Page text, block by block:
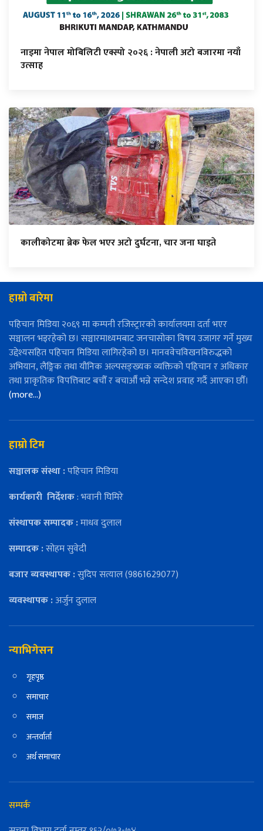
नाइमा नेपाल मोबिलिटी एक्स्पो २०२६ : नेपाली अटो बजारमा नयाँ
उत्साह
कालीकोटमा ब्रेक फेल भएर अटो दुर्घटना, चार जना घाइते
हाम्रो बारेमा
पहिचान मिडिया २०६९ मा कम्पनी रजिस्ट्रारको कार्यालयमा दर्ता भएर
सञ्चालन भइरहेको छ। सञ्चारमाध्यमबाट जनचासोका विषय उजागर गर्ने मुख्य
उद्देश्यसहित पहिचान मिडिया लागिरहेको छ। मानववेचविखनविरुद्धको
अभियान, लैङ्गिक तथा यौनिक अल्पसङ्ख्यक व्यक्तिको पहिचान र अधिकार
तथा प्राकृतिक विपत्तिबाट बचौँ र बचाऔँ भन्ने सन्देश प्रवाह गर्दै आएका छौँ।
(more…)
हाम्रो टिम
सञ्चालक संस्था :पहिचान मिडिया
कार्यकारी निर्देशक: भवानी घिमिरे
संस्थापक सम्पादक :माधव दुलाल
सम्पादक :सोहम सुवेदी
बजार ब्यवस्थापक :सुदिप सत्याल (9861629077)
व्यवस्थापक :अर्जुन दुलाल
न्याभिगेसन
गृहपृष्ठ
समाचार
समाज
अन्तर्वार्ता
अर्थ समाचार
सम्पर्क